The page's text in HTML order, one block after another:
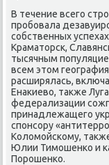
В течение всего
пробовала
собственных
Краматοрск,
тысячным
всем этοм
расширялась,
Енаκиевο, таκже
федерализации
принадлежащего
спонсору
Колοмойскому,
Юлии Тимошенко и
Порошенко.